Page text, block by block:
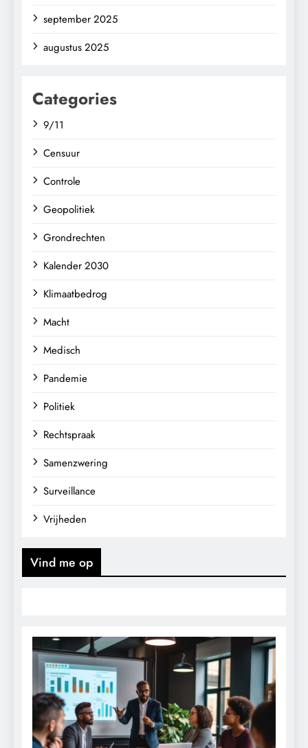
september 2025
augustus 2025
Categories
9/11
Censuur
Controle
Geopolitiek
Grondrechten
Kalender 2030
Klimaatbedrog
Macht
Medisch
Pandemie
Politiek
Rechtspraak
Samenzwering
Surveillance
Vrijheden
Vind me op